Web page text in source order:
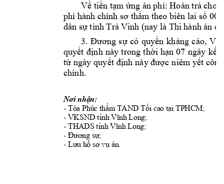
Về tiền tạm ứng án phí: Hoàn trả cho
phí hành chính sơ thẩm theo biên lai số
dân sự tỉnh Trà Vinh (nay là Thi hành án
3. Đương sự có quyền kháng cáo,
quyết định này trong thời hạn 07 ngày kể
từ ngày quyết định này được niêm yết
chính.
Nơi nhận:
- Tòa Phúc thẩm TAND
- VKSND tỉnh Vĩnh Long;
- THADS tỉnh Vĩnh Long;
- Đương sự;
- Lưu hồ sơ vụ án.